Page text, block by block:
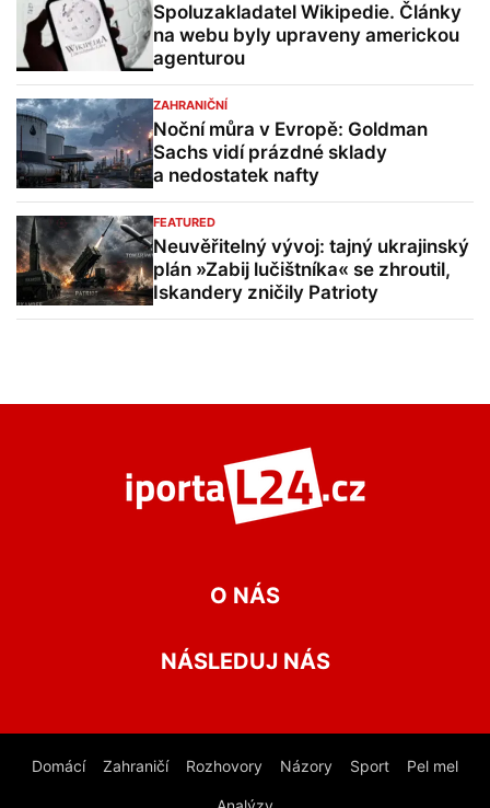
Spoluzakladatel Wikipedie. Články
na webu byly upraveny americkou
agenturou
ZAHRANIČNÍ
Noční můra v Evropě: Goldman
Sachs vidí prázdné sklady
a nedostatek nafty
FEATURED
Neuvěřitelný vývoj: tajný ukrajinský
plán »Zabij lučištníka« se zhroutil,
Iskandery zničily Patrioty
O NÁS
NÁSLEDUJ NÁS
Domácí Zahraničí Rozhovory Názory Sport Pel mel